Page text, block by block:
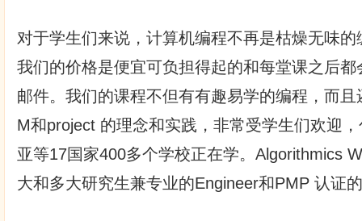
对于学生们来说，计算机编程不再是枯燥无味
我们的价格是便宜可负担得起的和每堂课之后
邮件。我们的课程不但有有趣易学的编程，而
M和project 的理念和实践，非常受学生们欢迎
亚等17国家400多个学校正在学。Algorithmics
大和多大研究生兼专业的Engineer和PMP 认证